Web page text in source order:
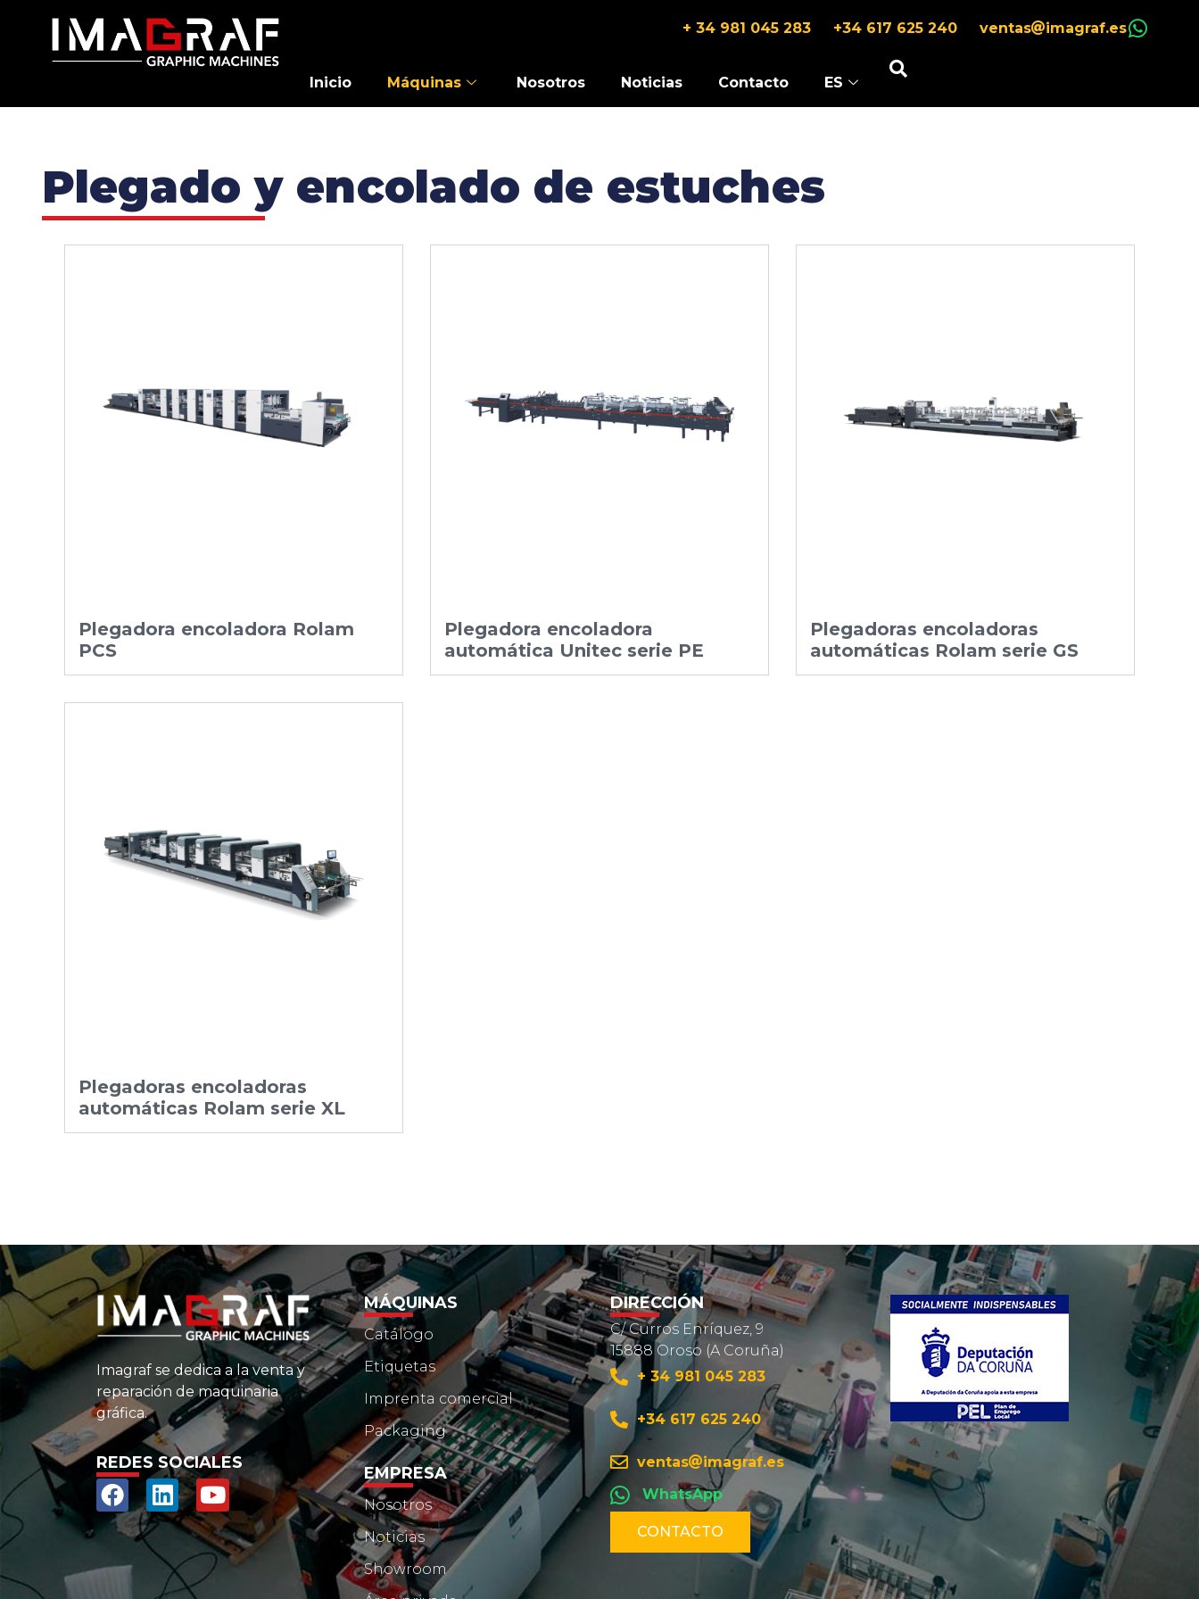
+ 34 981 045 283 +34 617 625 240 ventas imagraf.es
Inicio Máquinas Nosotros Noticias Contacto ES
Plegado y encolado de estuches
Plegadora encoladora Rolam
PCS
Plegadora encoladora
automática Unitec serie PE
Plegadoras encoladoras
automáticas Rolam serie GS
Plegadoras encoladoras
automáticas Rolam serie XL
Imagraf se dedica a la venta y
reparación de maquinaria
gráfica.
REDES SOCIALES
MÁQUINAS
Catálogo
Etiquetas
Imprenta comercial
Packaging
EMPRESA
Nosotros
Noticias
Showroom
DIRECCIÓN
C/ Curros Enríquez, 9
15888 Oroso (A Coruña)
+ 34 981 045 283
+34 617 625 240
ventas
imagraf.es
WhatsApp
CONTACTO